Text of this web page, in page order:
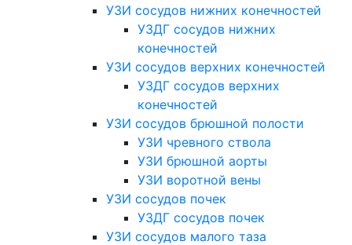
УЗИ сосудов нижних конечностей
УЗДГ сосудов нижних
конечностей
УЗИ сосудов верхних конечностей
УЗДГ сосудов верхних
конечностей
УЗИ сосудов брюшной полости
УЗИ чревного ствола
УЗИ брюшной аорты
УЗИ воротной вены
УЗИ сосудов почек
УЗДГ сосудов почек
УЗИ сосудов малого таза